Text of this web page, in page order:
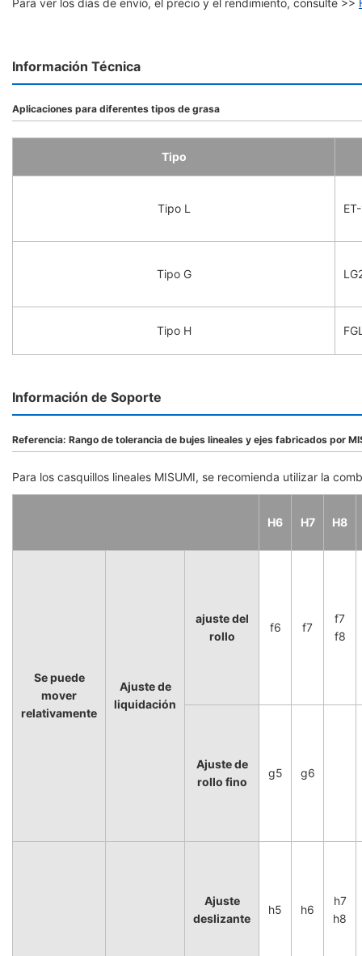
Para ver los días de envío, el precio y el rendimiento, consulte >>
Información Técnica
Aplicaciones para diferentes tipos de grasa
Tipo
Tipo L
Tipo G
Tipo H
Información de Soporte
Referencia: Rango de tolerancia de bujes lineales y ejes fabricados por
Para los casquillos lineales MISUMI, se recomienda utilizar la
H6 H7 H8
Se puede
mover
relativamente
Ajuste de
liquidación
ajuste del
rollo
f6 f7
f7
f8
Ajuste de
rollo fino
g5 g6
Ajuste
deslizante
h5 h6
h7
h8